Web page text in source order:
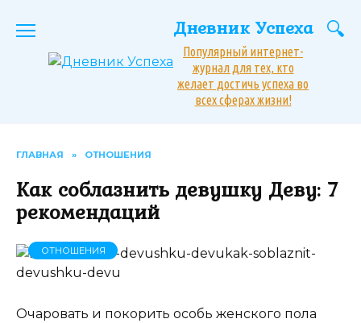
Дневник Успеха
Популярный интернет-
журнал для тех, кто
желает достичь успеха во
всех сферах жизни!
ГЛАВНАЯ » ОТНОШЕНИЯ
Как соблазнить девушку Деву: 7
рекомендаций
ОТНОШЕНИЯ
Очаровать и покорить особь женского пола